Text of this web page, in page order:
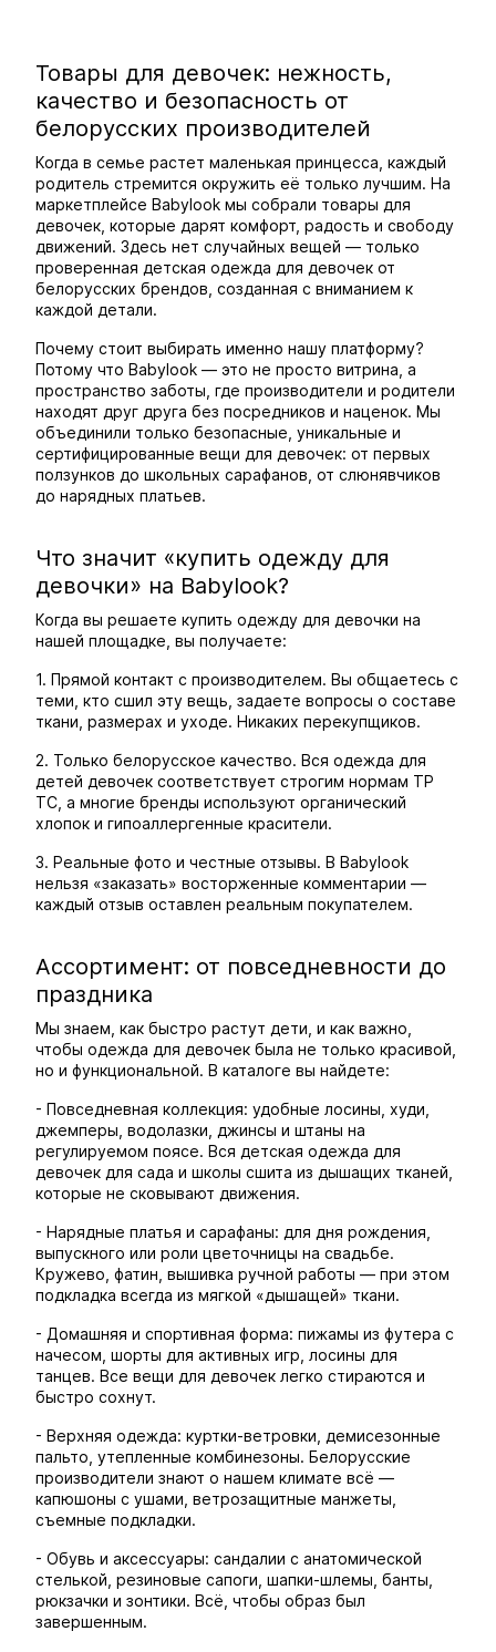
Товары для девочек: нежность,
качество и безопасность от
белорусских производителей
Когда в семье растет маленькая принцесса, каждый
родитель стремится окружить её только лучшим. На
маркетплейсе Babylook мы собрали товары для
девочек, которые дарят комфорт, радость и свободу
движений. Здесь нет случайных вещей — только
проверенная детская одежда для девочек от
белорусских брендов, созданная с вниманием к
каждой детали.
Почему стоит выбирать именно нашу платформу?
Потому что Babylook — это не просто витрина, а
пространство заботы, где производители и родители
находят друг друга без посредников и наценок. Мы
объединили только безопасные, уникальные и
сертифицированные вещи для девочек: от первых
ползунков до школьных сарафанов, от слюнявчиков
до нарядных платьев.
Что значит «купить одежду для
девочки» на Babylook?
Когда вы решаете купить одежду для девочки на
нашей площадке, вы получаете:
1. Прямой контакт с производителем. Вы общаетесь с
теми, кто сшил эту вещь, задаете вопросы о составе
ткани, размерах и уходе. Никаких перекупщиков.
2. Только белорусское качество. Вся одежда для
детей девочек соответствует строгим нормам ТР
ТС, а многие бренды используют органический
хлопок и гипоаллергенные красители.
3. Реальные фото и честные отзывы. В Babylook
нельзя «заказать» восторженные комментарии —
каждый отзыв оставлен реальным покупателем.
Ассортимент: от повседневности до
праздника
Мы знаем, как быстро растут дети, и как важно,
чтобы одежда для девочек была не только красивой,
но и функциональной. В каталоге вы найдете:
- Повседневная коллекция: удобные лосины, худи,
джемперы, водолазки, джинсы и штаны на
регулируемом поясе. Вся детская одежда для
девочек для сада и школы сшита из дышащих тканей,
которые не сковывают движения.
- Нарядные платья и сарафаны: для дня рождения,
выпускного или роли цветочницы на свадьбе.
Кружево, фатин, вышивка ручной работы — при этом
подкладка всегда из мягкой «дышащей» ткани.
- Домашняя и спортивная форма: пижамы из футера с
начесом, шорты для активных игр, лосины для
танцев. Все вещи для девочек легко стираются и
быстро сохнут.
- Верхняя одежда: куртки-ветровки, демисезонные
пальто, утепленные комбинезоны. Белорусские
производители знают о нашем климате всё —
капюшоны с ушами, ветрозащитные манжеты,
съемные подкладки.
- Обувь и аксессуары: сандалии с анатомической
стелькой, резиновые сапоги, шапки-шлемы, банты,
рюкзачки и зонтики. Всё, чтобы образ был
завершенным.